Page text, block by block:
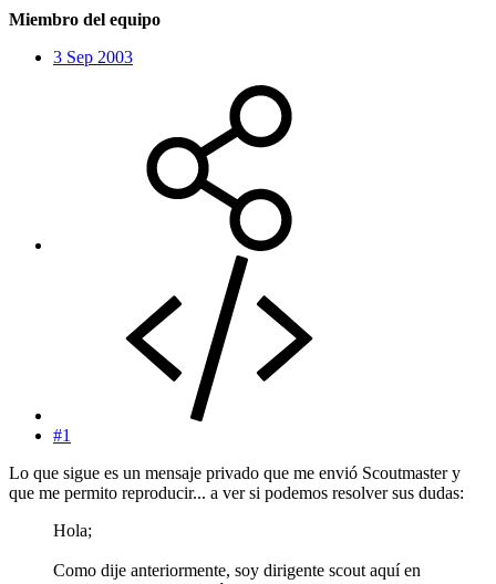
Miembro del equipo
3 Sep 2003
#1
Lo que sigue es un mensaje privado que me envió Scoutmaster y
que me permito reproducir... a ver si podemos resolver sus dudas:
Hola;
Como dije anteriormente, soy dirigente scout aquí en